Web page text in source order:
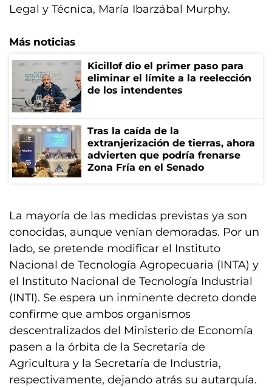
Legal y Técnica, María Ibarzábal Murphy.
Más noticias
Kicillof dio el primer paso para
eliminar el límite a la reelección
de los intendentes
Tras la caída de la
extranjerización de tierras, ahora
advierten que podría frenarse
Zona Fría en el Senado
La mayoría de las medidas previstas ya son
conocidas, aunque venían demoradas. Por un
lado, se pretende modificar el Instituto
Nacional de Tecnología Agropecuaria (INTA) y
el Instituto Nacional de Tecnología Industrial
(INTI). Se espera un inminente decreto donde
confirme que ambos organismos
descentralizados del Ministerio de Economía
pasen a la órbita de la Secretaría de
Agricultura y la Secretaría de Industria,
respectivamente, dejando atrás su autarquía.